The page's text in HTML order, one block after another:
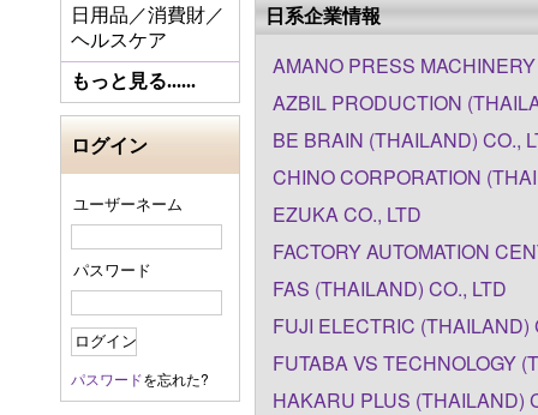
日用品／消費財／
ヘルスケア
もっと見る......
ログイン
ユーザーネーム
パスワード
パスワードを忘れた?
日系企業情報
AMANO PRESS
AZBIL PRODUCTION
BE BRAIN (THAILAND) CO.,
CHINO CORPORATION
EZUKA CO., LTD
FACTORY AUTOMATION
FAS (THAILAND) CO., LTD
FUJI ELECTRIC (THAILAND)
FUTABA VS TECHNOLOGY
HAKARU PLUS (THAILAND)